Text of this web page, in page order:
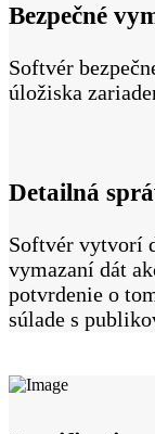
Bezpečné
Softvér
úložiska
Detailná
Softvér vytvorí
vymazaní dát
potvrdenie o
súlade s